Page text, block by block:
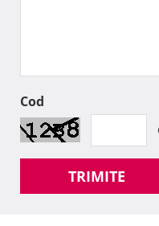
Cod
TRIMITE